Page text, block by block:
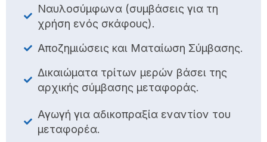
Ναυλοσύμφωνα (συμβάσεις για τη
χρήση ενός σκάφους).
Αποζημιώσεις και Ματαίωση Σύμβασης.
Δικαιώματα τρίτων μερών βάσει της
αρχικής σύμβασης μεταφοράς.
Αγωγή για αδικοπραξία εναντίον του
μεταφορέα.